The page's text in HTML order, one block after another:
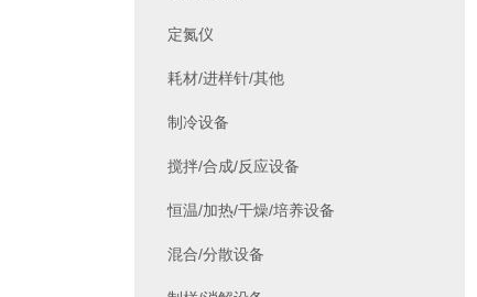
定氮仪
耗材/进样针/其他
制冷设备
搅拌/合成/反应设备
恒温/加热/干燥/培养设备
混合/分散设备